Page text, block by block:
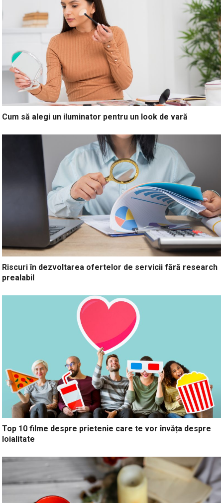
Cum să alegi un iluminator pentru un look de vară
Riscuri în dezvoltarea ofertelor de servicii fără research
prealabil
Top 10 filme despre prietenie care te vor învăța despre
loialitate